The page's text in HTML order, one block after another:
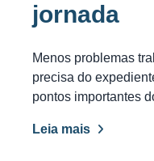
jornada
Menos problemas
precisa do
pontos importantes
Leia mais